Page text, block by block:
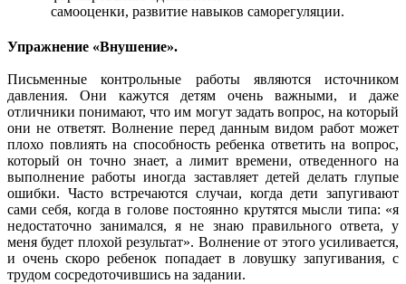
самооценки, развитие навыков саморегуляции.
Упражнение «Внушение».
Письменные контрольные работы являются источником
давления. Они кажутся детям очень важными, и даже
отличники понимают, что им могут задать вопрос, на который
они не ответят. Волнение перед данным видом работ может
плохо повлиять на способность ребенка ответить на вопрос,
который он точно знает, а лимит времени, отведенного на
выполнение работы иногда заставляет детей делать глупые
ошибки. Часто встречаются случаи, когда дети запугивают
сами себя, когда в голове постоянно крутятся мысли типа: «я
недостаточно занимался, я не знаю правильного ответа, у
меня будет плохой результат». Волнение от этого усиливается,
и очень скоро ребенок попадает в ловушку запугивания, с
трудом сосредоточившись на задании.